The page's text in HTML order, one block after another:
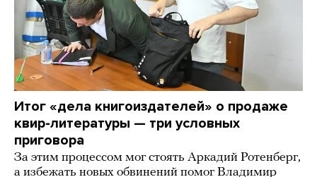
Итог «дела книгоиздателей» о продаже
квир-литературы — три условных
приговора
За этим процессом мог стоять Аркадий Ротенберг,
а избежать новых обвинений помог Владимир